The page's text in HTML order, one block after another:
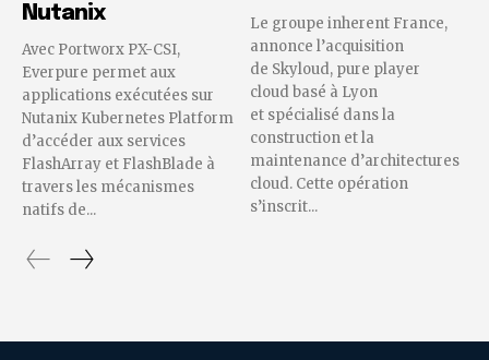
Nutanix
Avec Portworx PX-CSI,
Everpure permet aux
applications exécutées sur
Nutanix Kubernetes Platform
d’accéder aux services
FlashArray et FlashBlade à
travers les mécanismes
natifs de...
Le groupe inherent France,
annonce l’acquisition
de Skyloud, pure player
cloud basé à Lyon
et spécialisé dans la
construction et la
maintenance d’architectures
cloud. Cette opération
s’inscrit...